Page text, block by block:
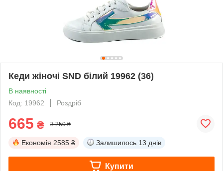
Кеди жіночі SND білий 19962 (36)
В наявності
Код: 19962
Роздріб
665 ₴ 3 250 ₴
Економія 2585 ₴ Залишилось 13 днів
Купити